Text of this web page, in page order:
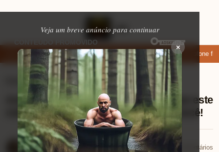
Veja um breve anúncio para continuar
×
apps de namoro que permitem enviar fotos e vídeos Microfone
Eletrônicos ⏱ 9 min de leitura
Análise VAIO FE16: descubra por que este
notebook é a escolha perfeita para você!
Mariana Souza
📅 23/02/2026 💬 0 comentários